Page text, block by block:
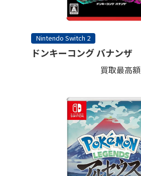
Nintendo Switch 2
ドンキーコング バナンザ
買取最高額